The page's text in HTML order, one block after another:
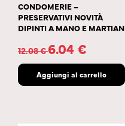
CONDOMERIE –
PRESERVATIVI NOVITÀ
DIPINTI A MANO E MARTIAN
12.08€ 6.04€
Aggiungi al carrello